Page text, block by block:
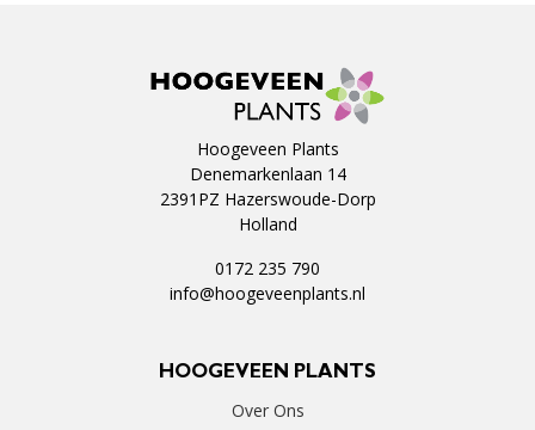
Hoogeveen Plants
Denemarkenlaan 14
2391PZ Hazerswoude-Dorp
Holland
0172 235 790
info@hoogeveenplants.nl
HOOGEVEEN PLANTS
Over Ons